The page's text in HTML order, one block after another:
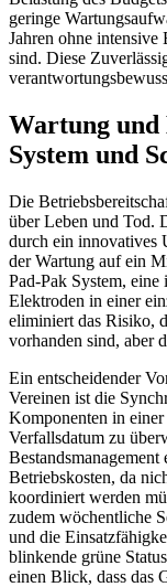
geringe
Jahren ohne
sind. Diese
Wartung und
System und
Die
über Leben und Tod.
durch ein innovatives
der Wartung auf ein
Pad-Pak System,
Elektroden in einer
eliminiert das Risiko,
vorhanden sind, aber
Ein entscheidender
Vereinen ist die
Komponenten in
Verfallsdatum zu
Betriebskosten, da
koordiniert werden
zudem wöchentliche
und die
blinkende grüne
einen Blick, dass das